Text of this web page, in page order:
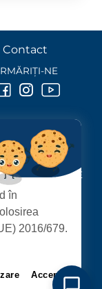
SATU MARE
Contact
NE
în
2016/679.
Accept